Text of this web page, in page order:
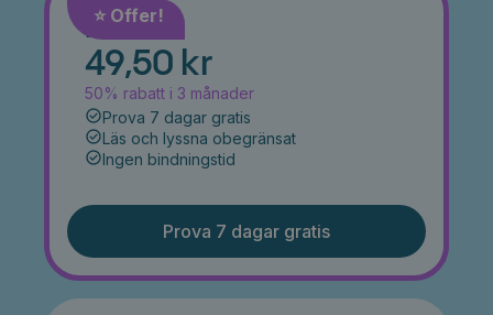
⭐️ Offer!
Månad
49,50 kr
50% rabatt i 3 månader
Prova 7 dagar gratis
Läs och lyssna obegränsat
Ingen bindningstid
Prova 7 dagar gratis